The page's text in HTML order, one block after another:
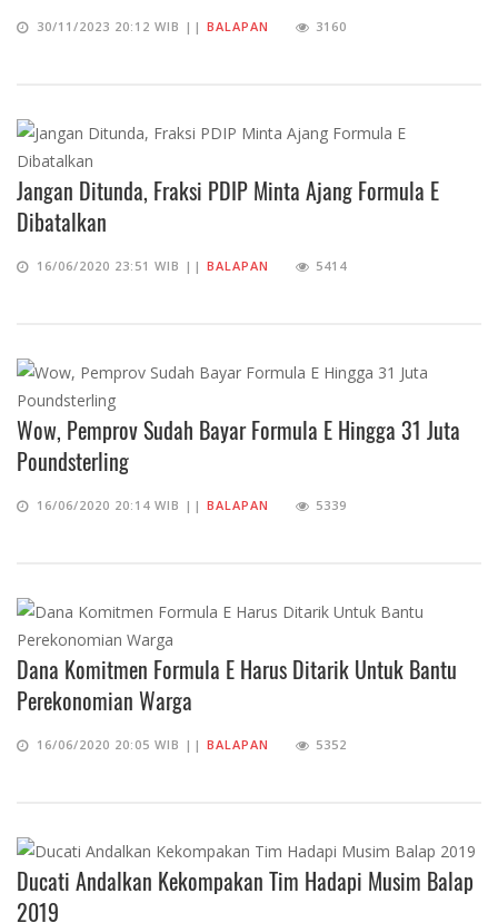
30/11/2023 20:12 WIB || BALAPAN 3160
Jangan Ditunda, Fraksi PDIP Minta Ajang Formula E
Dibatalkan
16/06/2020 23:51 WIB || BALAPAN 5414
Wow, Pemprov Sudah Bayar Formula E Hingga 31 Juta
Poundsterling
16/06/2020 20:14 WIB || BALAPAN 5339
Dana Komitmen Formula E Harus Ditarik Untuk Bantu
Perekonomian Warga
16/06/2020 20:05 WIB || BALAPAN 5352
Ducati Andalkan Kekompakan Tim Hadapi Musim Balap
2019